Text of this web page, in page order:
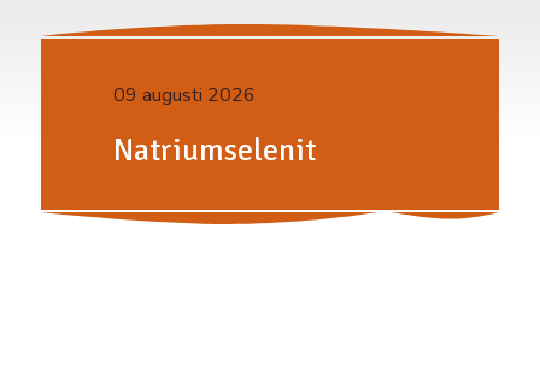
09 augusti 2026
Natriumselenit